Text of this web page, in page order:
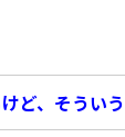
ど、そうい